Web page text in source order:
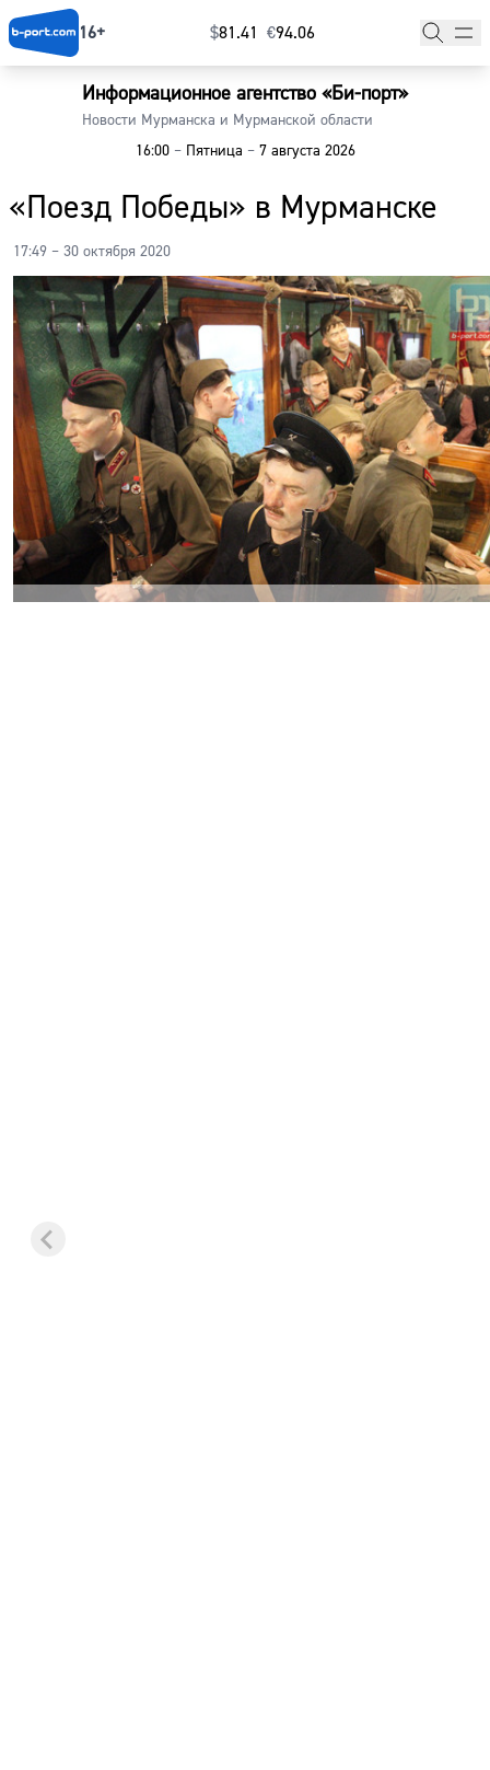
16+ $⁠81.41 €⁠94.06
Информационное агентство «Би-порт»
Новости Мурманска и Мурманской области
16:00 –Пятница –7 августа 2026
«Поезд Победы» в Мурманске
17:49 – 30 октября 2020
Главная
Наши гости
Фоторепортажи
Погода
Курсы валют